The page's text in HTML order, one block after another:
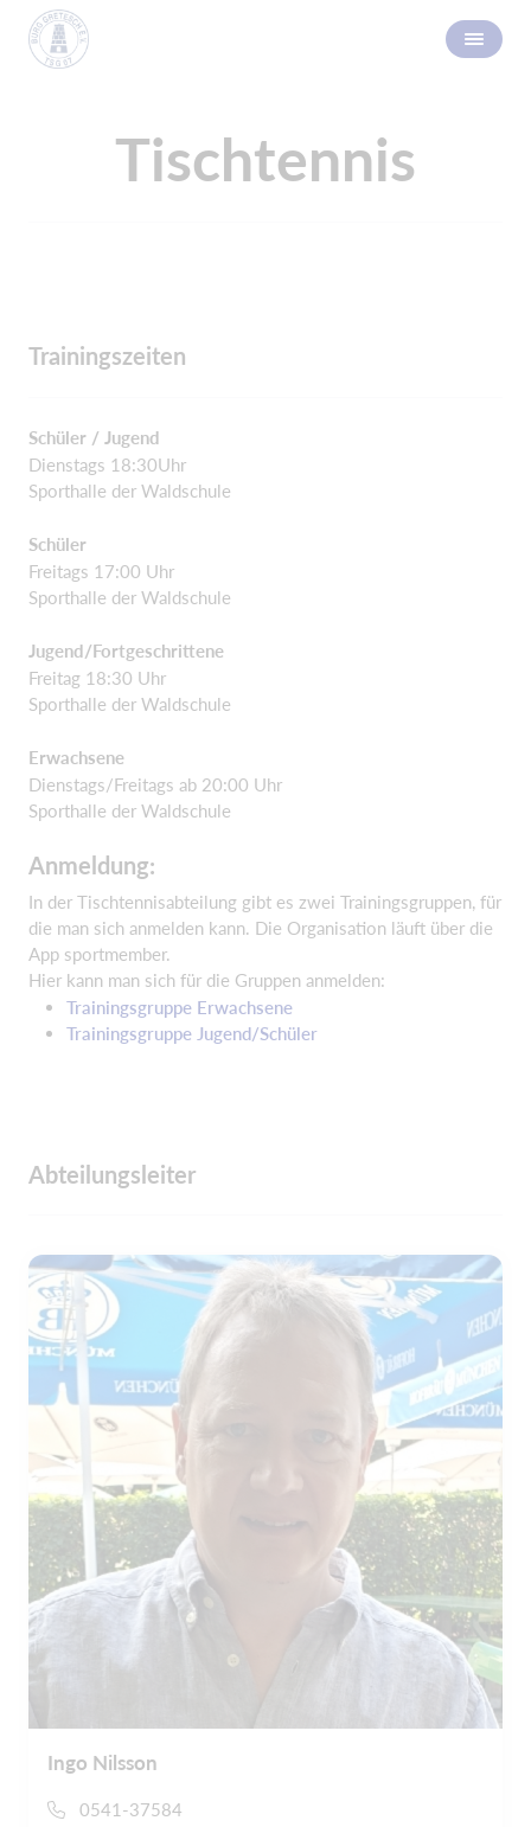
Tischtennis
Trainingszeiten
Schüler / Jugend
Dienstags 18:30Uhr
Sporthalle der Waldschule
Schüler
Freitags 17:00 Uhr
Sporthalle der Waldschule
Jugend/Fortgeschrittene
Freitag 18:30 Uhr
Sporthalle der Waldschule
Erwachsene
Dienstags/Freitags ab 20:00 Uhr
Sporthalle der Waldschule
Anmeldung:
In der Tischtennisabteilung gibt es zwei Trainingsgruppen, für
die man sich anmelden kann. Die Organisation läuft über die
App sportmember.
Hier kann man sich für die Gruppen anmelden:
Trainingsgruppe Erwachsene
Trainingsgruppe Jugend/Schüler
Abteilungsleiter
Ingo Nilsson
0541-37584